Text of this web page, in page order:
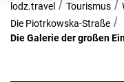
lodz.travel Tourismus
Die Piotrkowska-Straße
Die Galerie der großen